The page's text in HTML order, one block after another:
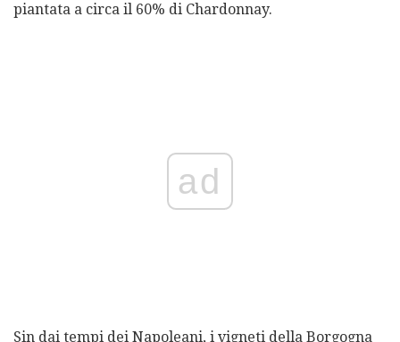
piantata a circa il 60% di Chardonnay.
ad
Sin dai tempi dei Napoleani, i vigneti della Borgogna